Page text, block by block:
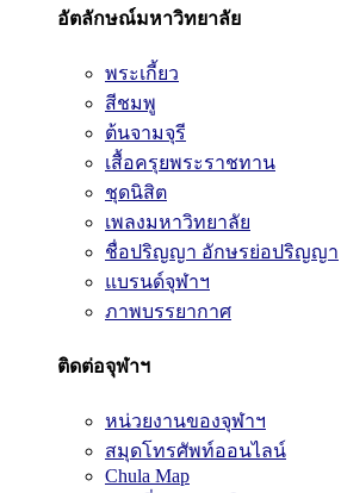
อัตลักษณ์มหาวิทยาลัย
พระเกี้ยว
สีชมพู
ต้นจามจุรี
เสื้อครุยพระราชทาน
ชุดนิสิต
เพลงมหาวิทยาลัย
ชื่อปริญญา อักษรย่อปริญญา
แบรนด์จุฬาฯ
ภาพบรรยากาศ
ติดต่อจุฬาฯ
หน่วยงานของจุฬาฯ
สมุดโทรศัพท์ออนไลน์
Chula Map